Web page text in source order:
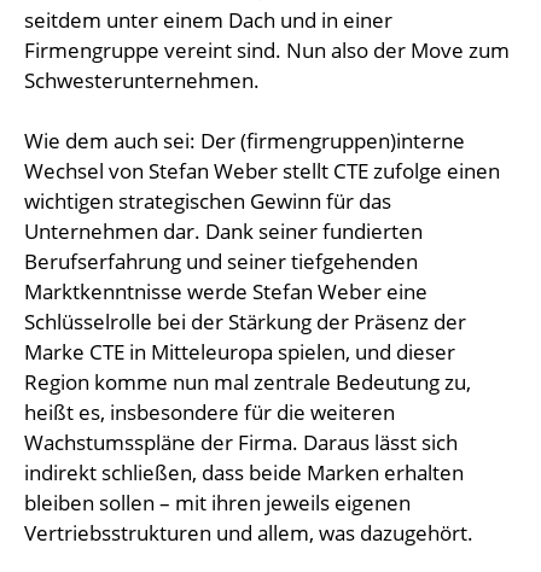
seitdem unter einem Dach und in einer
Firmengruppe vereint sind. Nun also der Move zum
Schwesterunternehmen.
Wie dem auch sei: Der (firmengruppen)interne
Wechsel von Stefan Weber stellt CTE zufolge einen
wichtigen strategischen Gewinn für das
Unternehmen dar. Dank seiner fundierten
Berufserfahrung und seiner tiefgehenden
Marktkenntnisse werde Stefan Weber eine
Schlüsselrolle bei der Stärkung der Präsenz der
Marke CTE in Mitteleuropa spielen, und dieser
Region komme nun mal zentrale Bedeutung zu,
heißt es, insbesondere für die weiteren
Wachstumsspläne der Firma. Daraus lässt sich
indirekt schließen, dass beide Marken erhalten
bleiben sollen – mit ihren jeweils eigenen
Vertriebsstrukturen und allem, was dazugehört.